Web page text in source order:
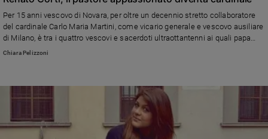
Per 15 anni vescovo di Novara, per oltre un decennio stretto collaboratore
del cardinale Carlo Maria Martini, come vicario generale e vescovo ausiliare
di Milano, è tra i quattro vescovi e sacerdoti ultraottantenni ai quali papa
Chiara Pelizzoni